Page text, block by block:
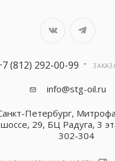
(812) 292-00-99
info@stg-oil.ru
Петербург,
шоссе, 29, БЦ Радуга, 3
302-304